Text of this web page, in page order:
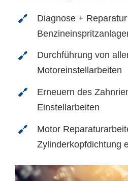
Diagnose +
Durchführung von
Motoreinstellarbeiten
Erneuern des
Einstellarbeiten
Motor
Zylinderkopfdichtung